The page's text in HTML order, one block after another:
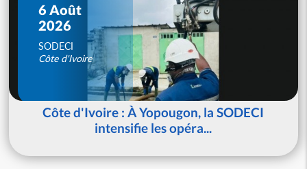
6 Août
2026
SODECI
Côte d'Ivoire
Côte d'Ivoire : À Yopougon, la SODECI
intensifie les opéra...